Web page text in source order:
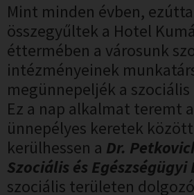
Mint minden évben,
összegyűltek a Hotel
éttermében a városunk
intézményeinek
megünnepeljék a
Ez a nap alkalmat teremt
ünnepélyes keretek
kerülhessen a Dr.
Szociális és Egészségügyi
szociális területen